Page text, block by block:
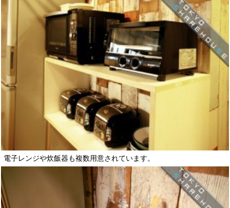
電子レンジや炊飯器も複数用意されています。